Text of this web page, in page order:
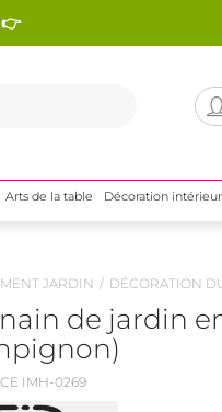
Arts de la table Décoration
JARDIN DÉCORATION
de jardin
IMH-0269